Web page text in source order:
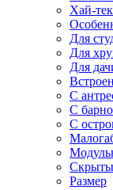
Хай-тек
Для
Для
Для
С
С
С
Размер